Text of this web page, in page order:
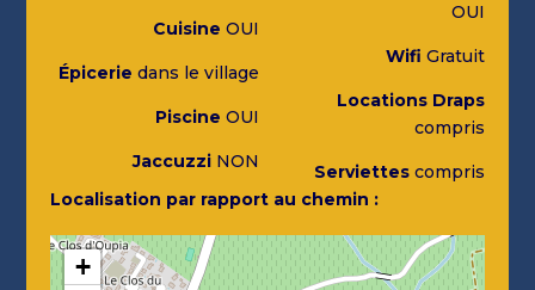
Cuisine OUI
Épicerie dans le village
Piscine OUI
JaccuzziNON
OUI
Wifi Gratuit
Locations Draps
compris
Serviettescompris
Localisation par rapport au chemin :
+